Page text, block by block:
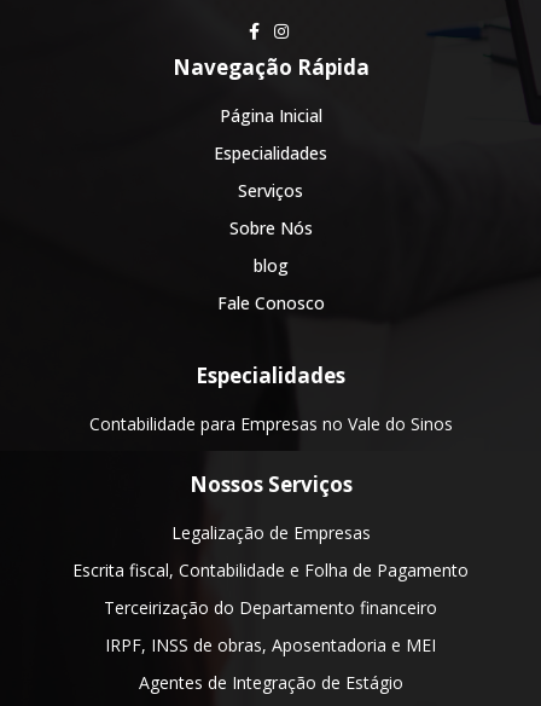
Navegação Rápida
Página Inicial
Especialidades
Serviços
Sobre Nós
blog
Fale Conosco
Especialidades
Contabilidade para Empresas no Vale do Sinos
Nossos Serviços
Legalização de Empresas
Escrita fiscal, Contabilidade e Folha de Pagamento
Terceirização do Departamento financeiro
IRPF, INSS de obras, Aposentadoria e MEI
Agentes de Integração de Estágio